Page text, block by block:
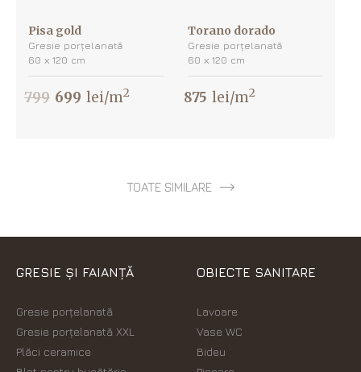
Pisa gold
Gresie porțelanată
60 х 120 cm
799 699 lei/m2
Torano dorado
Gresie porțelanată
60 х 120 cm
875 lei/m2
TOATE SIMILARE
GRESIE ȘI FAIANȚĂ
Gresie porțelanată
Gresie porțelanată XXL
Plăci ceramice
OBIECTE SANITARE
Lavoare
Vase WC
Bideu